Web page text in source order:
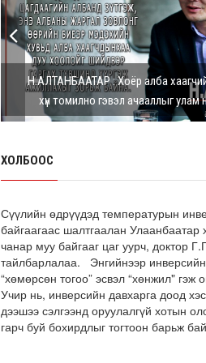
Г.Дамдинням:
тохиролцох
олдож байгаа газра...
8 сарын 05, 2026
Э.Батшугар: Монгол
үүсвэрээс буюу өндөр
эмийг, хямд үнээр худ...
оны төсвийн төсөлтэй
АИ-92 автобензин 11
түлш 18 хоногийн
8 сарын 05, 2026
Тэгш, сондгойгоор
шатахуун олгосноор
Н.АЛТАНБААТАР : Хоёр алба
хүн томилно гэвэл ачааллыг улам
ХОЛБООС
Сүүлийн өдрүүдэд температурын
байгаагаас шалтгаалан Улаанбаатар
чанар муу байгааг цаг уурч, доктор
тайлбарлалаа. Энгийнээр
“хөмөрсөн тогоо” эсвэл “хөнжил" гэж
Учир нь, инверсийн давхарга доод
дээшээ сэлгээнд оруулалгүй хотын
гарч буй бохирдлыг тогтоон барьж